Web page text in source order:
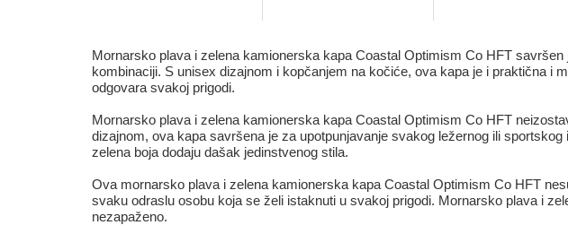
Mornarsko plava i zelena kamionerska kapa Coastal Optimism Co HFT
kombinaciji. S unisex dizajnom i kopčanjem na kočiće, ova kapa je i praktična i
odgovara svakoj prigodi.
Mornarsko plava i zelena kamionerska kapa Coastal Optimism Co HFT
dizajnom, ova kapa savršena je za upotpunjavanje svakog ležernog ili
zelena boja dodaju dašak jedinstvenog stila.
Ova mornarsko plava i zelena kamionerska kapa Coastal Optimism Co HFT
svaku odraslu osobu koja se želi istaknuti u svakoj prigodi. Mornarsko plava i
nezapaženo.